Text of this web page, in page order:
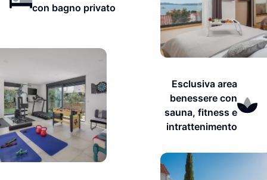
con bagno privato
Esclusiva area
benessere con
sauna, fitness e
intrattenimento